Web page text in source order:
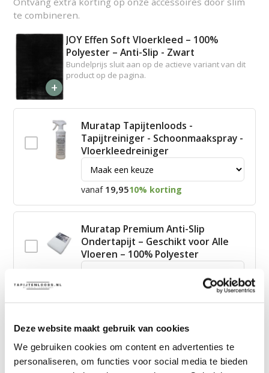
Deze website maakt gebruik van cookies
We gebruiken cookies om content en advertenties te
personaliseren, om functies voor social media te bieden
te combineren.
+
JOY Effen Soft Vloerkleed – 100%
Polyester – Anti-Slip - Zwart
Bundelprijs sluit aan op de actieve variant van dit
product op de pagina.
Muratap Tapijtenloods -
Tapijtreiniger - Schoonmaakspray -
Vloerkleedreiniger
vanaf 19,9510% korting
Muratap Premium Anti-Slip
Ondertapijt – Geschikt voor Alle
Vloeren – 100% Polyester
James Vloerkleed Schoonmaakset
| Complete Reinigingsset voor
Tapijt